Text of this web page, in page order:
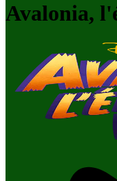
Avalonia,